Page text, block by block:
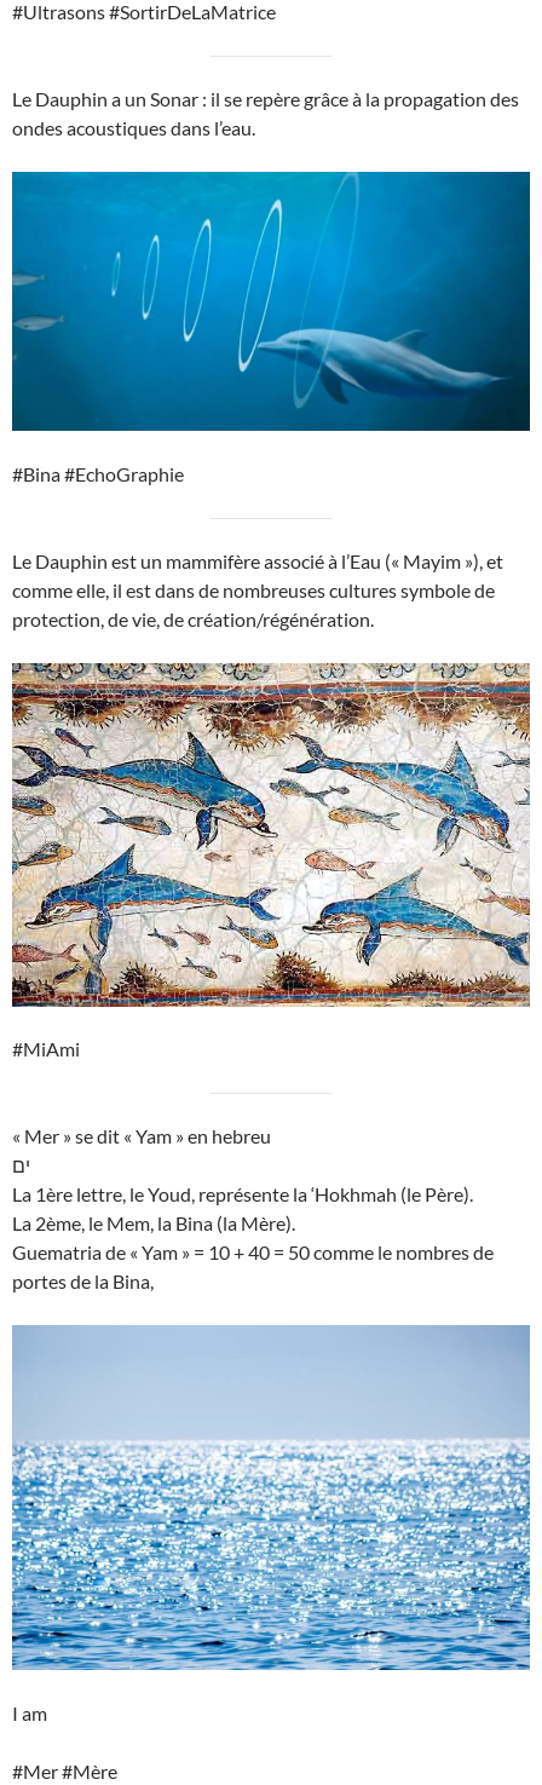
#Ultrasons #SortirDeLaMatrice
Le Dauphin a un Sonar : il se repère grâce à la propagation des
ondes acoustiques dans l’eau.
#Bina #EchoGraphie
Le Dauphin est un mammifère associé à l’Eau (« Mayim »), et
comme elle, il est dans de nombreuses cultures symbole de
protection, de vie, de création/régénération.
#MiAmi
« Mer » se dit « Yam » en hebreu
ים
La 1ère lettre, le Youd, représente la ‘Hokhmah (le Père).
La 2ème, le Mem, la Bina (la Mère).
Guematria de « Yam » = 10 + 40 = 50 comme le nombres de
portes de la Bina,
I am
#Mer #Mère